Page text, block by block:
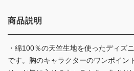
商品説明
・綿100％の天竺生地を使ったディズ
です。胸のキャラクターのワンポイン